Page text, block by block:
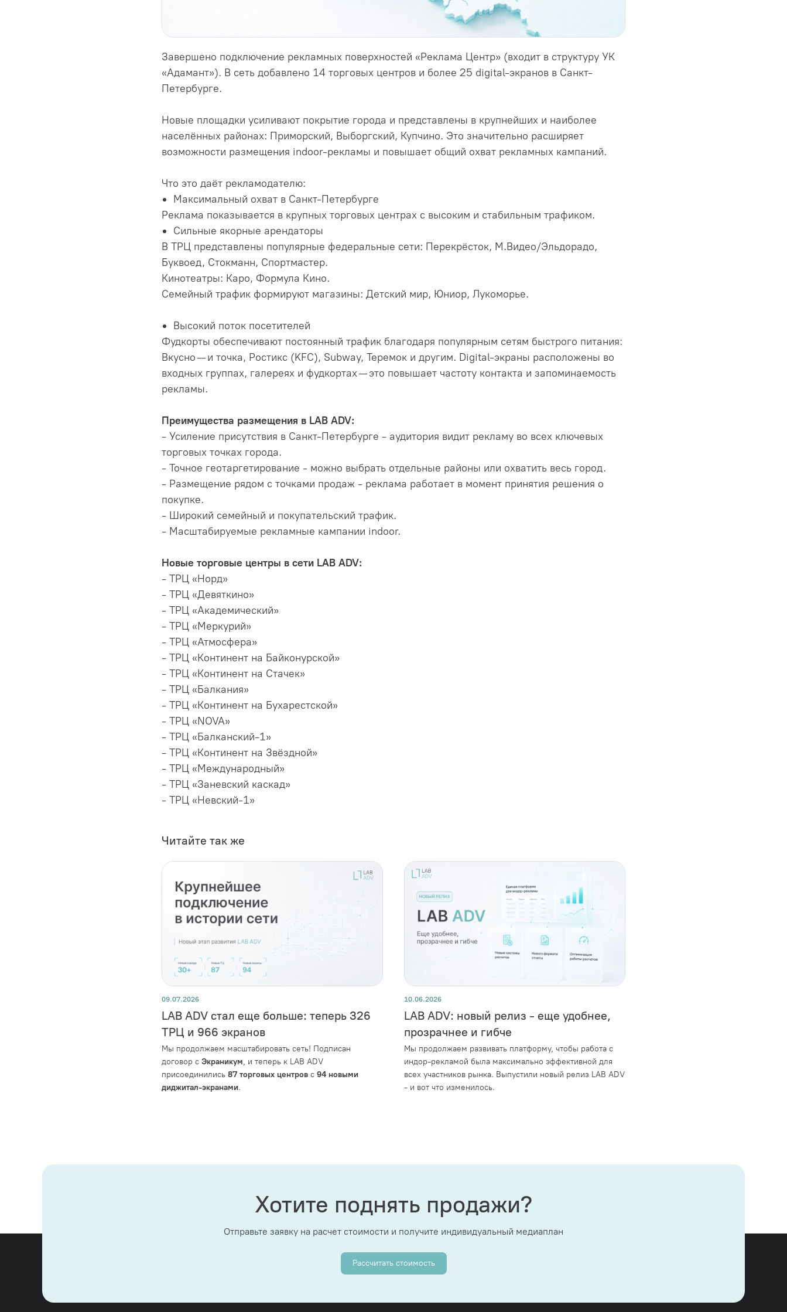
Завершено подключение рекламных поверхностей «Реклама Центр» (входит в структуру УК
«Адамант»). В сеть добавлено 14 торговых центров и более 25 digital-экранов в Санкт-
Петербурге.
Новые площадки усиливают покрытие города и представлены в крупнейших и наиболее
населённых районах: Приморский, Выборгский, Купчино. Это значительно расширяет
возможности размещения indoor-рекламы и повышает общий охват рекламных кампаний.
Что это даёт рекламодателю:
Максимальный охват в Санкт-Петербурге
Реклама показывается в крупных торговых центрах с высоким и стабильным трафиком.
Сильные якорные арендаторы
В ТРЦ представлены популярные федеральные сети: Перекрёсток, М.Видео/Эльдорадо,
Буквоед, Стокманн, Спортмастер.
Кинотеатры: Каро, Формула Кино.
Семейный трафик формируют магазины: Детский мир, Юниор, Лукоморье.
Высокий поток посетителей
Фудкорты обеспечивают постоянный трафик благодаря популярным сетям быстрого питания:
Вкусно — и точка, Ростикс (KFC), Subway, Теремок и другим. Digital-экраны расположены во
входных группах, галереях и фудкортах — это повышает частоту контакта и запоминаемость
рекламы.
Преимущества размещения в LAB ADV:
- Усиление присутствия в Санкт-Петербурге - аудитория видит рекламу во всех ключевых
торговых точках города.
- Точное геотаргетирование - можно выбрать отдельные районы или охватить весь город.
- Размещение рядом с точками продаж - реклама работает в момент принятия решения о
покупке.
- Широкий семейный и покупательский трафик.
- Масштабируемые рекламные кампании indoor.
Новые торговые центры в сети LAB ADV:
- ТРЦ «Норд»
- ТРЦ «Девяткино»
- ТРЦ «Академический»
- ТРЦ «Меркурий»
- ТРЦ «Атмосфера»
- ТРЦ «Континент на Байконурской»
- ТРЦ «Континент на Стачек»
- ТРЦ «Балкания»
- ТРЦ «Континент на Бухарестской»
- ТРЦ «NOVA»
- ТРЦ «Балканский-1»
- ТРЦ «Континент на Звёздной»
- ТРЦ «Международный»
- ТРЦ «Заневский каскад»
- ТРЦ «Невский-1»
Читайте так же
09.07.2026
LAB ADV стал еще больше: теперь 326
ТРЦ и 966 экранов
Мы продолжаем масштабировать сеть! Подписан
договор с Экраникум, и теперь к LAB ADV
присоединились 87 торговых центров с 94 новыми
диджитал-экранами.
10.06.2026
LAB ADV: новый релиз - еще удобнее,
прозрачнее и гибче
Мы продолжаем развивать платформу, чтобы работа с
индор-рекламой была максимально эффективной для
всех участников рынка. Выпустили новый релиз LAB ADV
- и вот что изменилось.
Хотите поднять продажи?
Отправьте заявку на расчет стоимости и получите индивидуальный медиаплан
Рассчитать стоимость